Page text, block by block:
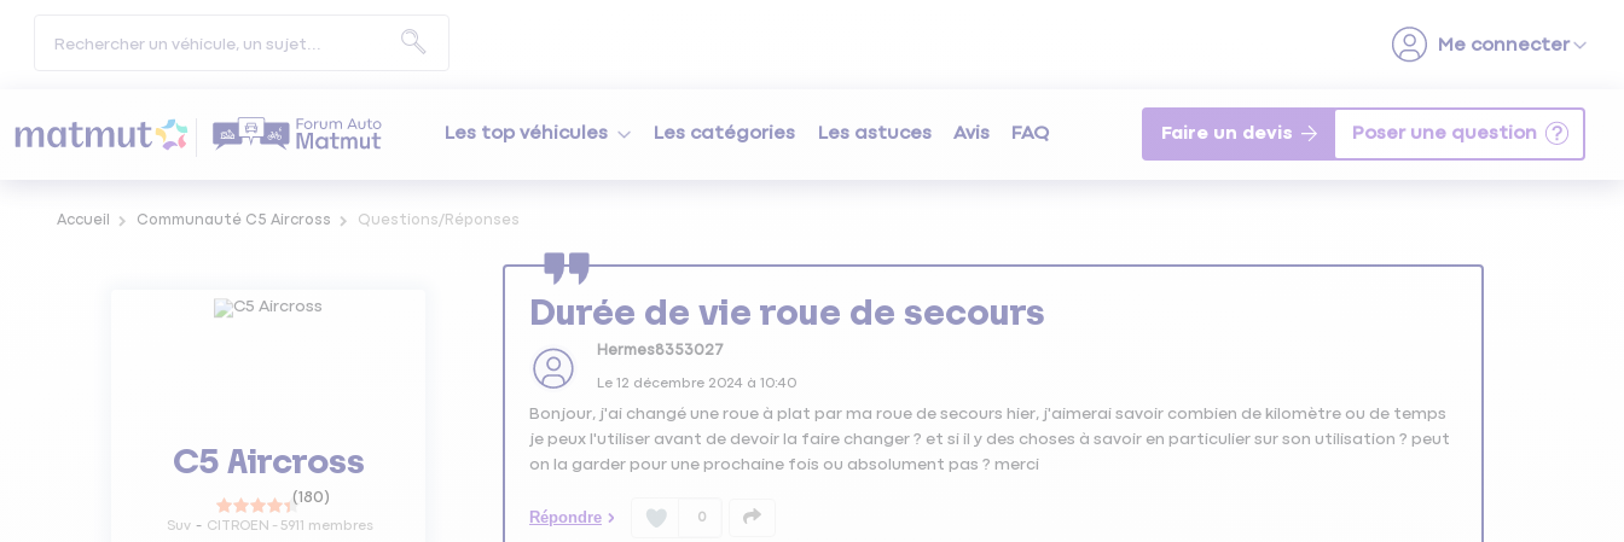
Les top véhicules Les catégories Les astuces Avis FAQ Faire un devis
Accueil Communauté C5 Aircross Questions/Réponses
C5 Aircross
(180)
Suv CITROEN - 5911 membres
Durée de vie roue de secours
Hermes8353027
Le 12 décembre 2024à 10:40
Bonjour, j'ai changé une roue à plat par ma roue de secours hier, j'aimerai savoir combien de kilomètre ou de temps
je peux l'utiliser avant de devoir la faire changer ? et si il y des choses à savoir en particulier sur son utilisation ? peut
on la garder pour une prochaine fois ou absolument pas ? merci
Répondre 0